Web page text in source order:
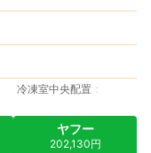
冷凍室中央配置
ヤフー
202,130円